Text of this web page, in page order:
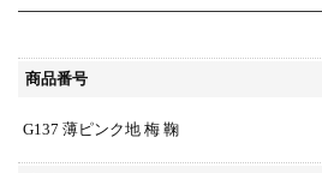
商品番号
G137 薄ピンク地 梅 鞠